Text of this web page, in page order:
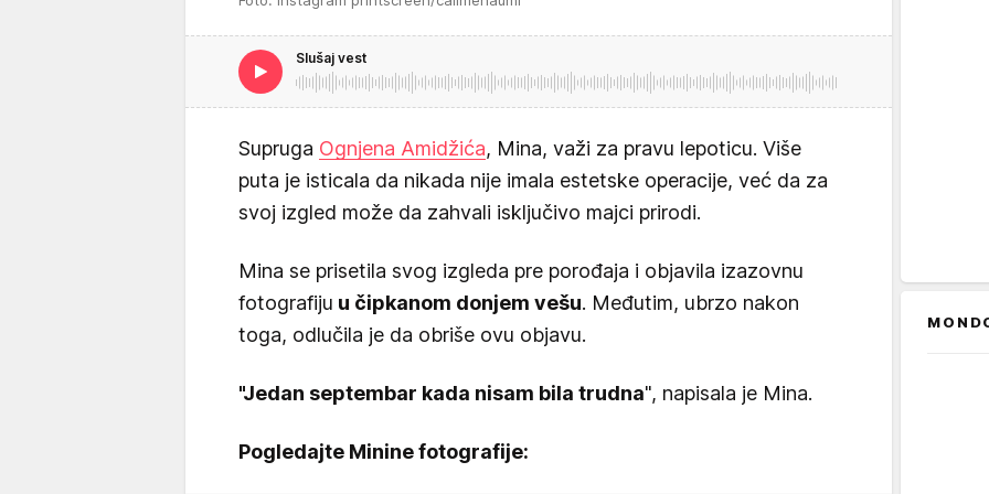
Slušaj vest
Supruga Ognjena Amidžića, Mina, važi za pravu lepoticu. Više
puta je isticala da nikada nije imala estetske operacije, već da za
svoj izgled može da zahvali isključivo majci prirodi.
Mina se prisetila svog izgleda pre porođaja i objavila izazovnu
fotografiju u čipkanom donjem vešu. Međutim, ubrzo nakon
toga, odlučila je da obriše ovu objavu.
"Jedan septembar kada nisam bila trudna", napisala je Mina.
Pogledajte Minine fotografije: